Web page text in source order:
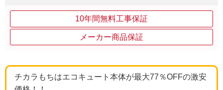
10年間無料工事保証
メーカー商品保証
チカラもちはエコキュート本体が最大77％OFFの激安